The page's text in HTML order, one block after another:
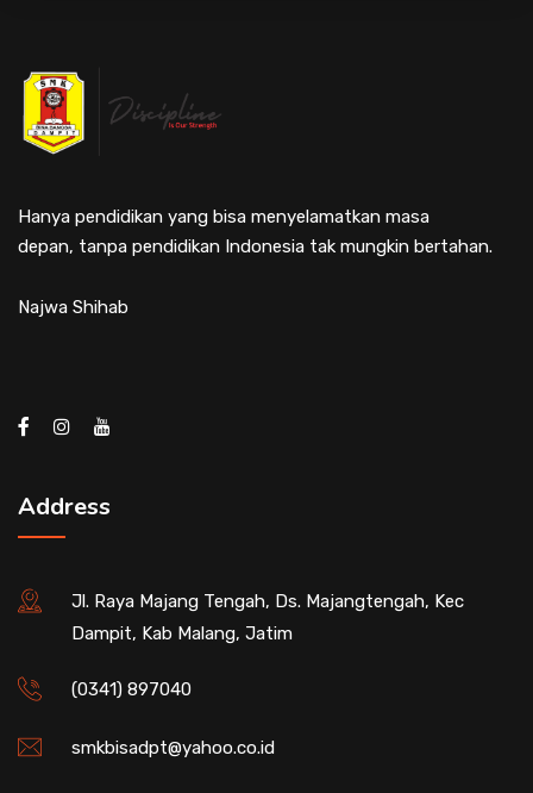
Hanya pendidikan yang bisa menyelamatkan masa
depan, tanpa pendidikan Indonesia tak mungkin bertahan.
Najwa Shihab
Address
Jl. Raya Majang Tengah, Ds. Majangtengah, Kec
Dampit, Kab Malang, Jatim
(0341) 897040
smkbisadpt@yahoo.co.id